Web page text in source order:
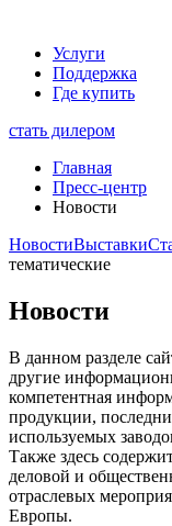
Услуги
Поддержка
Где купить
стать дилером
Главная
Пресс-центр
Новости
НовостиВыставки
тематические
Новости
В данном разделе
другие
компетентная
продукции,
используемых
Также здесь
деловой и
отраслевых
Европы.